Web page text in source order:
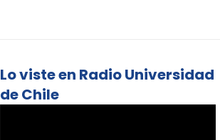
Lo viste en Radio Universidad
de Chile